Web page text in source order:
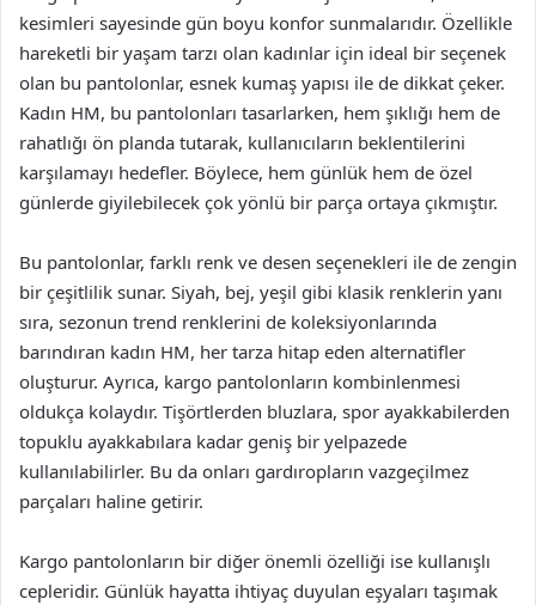
kesimleri sayesinde gün boyu konfor sunmalarıdır. Özellikle
hareketli bir yaşam tarzı olan kadınlar için ideal bir seçenek
olan bu pantolonlar, esnek kumaş yapısı ile de dikkat çeker.
Kadın HM, bu pantolonları tasarlarken, hem şıklığı hem de
rahatlığı ön planda tutarak, kullanıcıların beklentilerini
karşılamayı hedefler. Böylece, hem günlük hem de özel
günlerde giyilebilecek çok yönlü bir parça ortaya çıkmıştır.
Bu pantolonlar, farklı renk ve desen seçenekleri ile de zengin
bir çeşitlilik sunar. Siyah, bej, yeşil gibi klasik renklerin yanı
sıra, sezonun trend renklerini de koleksiyonlarında
barındıran kadın HM, her tarza hitap eden alternatifler
oluşturur. Ayrıca, kargo pantolonların kombinlenmesi
oldukça kolaydır. Tişörtlerden bluzlara, spor ayakkabilerden
topuklu ayakkabılara kadar geniş bir yelpazede
kullanılabilirler. Bu da onları gardıropların vazgeçilmez
parçaları haline getirir.
Kargo pantolonların bir diğer önemli özelliği ise kullanışlı
cepleridir. Günlük hayatta ihtiyaç duyulan eşyaları taşımak